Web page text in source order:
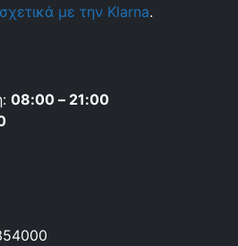
με την Klarna.
08:00 – 21:00